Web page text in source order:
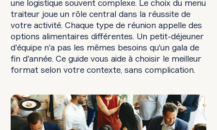
une logistique souvent complexe. Le choix du menu
traiteur joue un rôle central dans la réussite de
votre activité. Chaque type de réunion appelle des
options alimentaires différentes. Un petit-déjeuner
d'équipe n'a pas les mêmes besoins qu'un gala de
fin d'année. Ce guide vous aide à choisir le meilleur
format selon votre contexte, sans complication.